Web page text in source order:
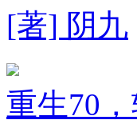
[著] 阴九
重生70